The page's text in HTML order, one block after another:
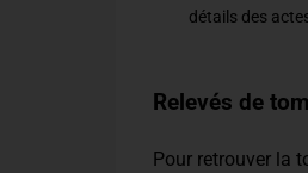
détails des
Relevés de
Pour retrouver la